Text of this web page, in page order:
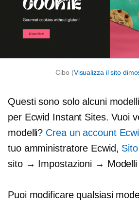
Cibo (Visualizza il sito
Questi sono solo alcuni
per Ecwid Instant Sites. Vuoi
modelli? Crea un account
tuo amministratore Ecwid,
sito → Impostazioni → Modelli
Puoi modificare qualsiasi